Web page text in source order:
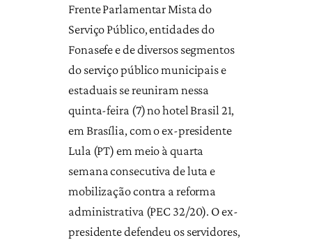
Frente Parlamentar Mista do
Serviço Público, entidades do
Fonasefe e de diversos segmentos
do serviço público municipais e
estaduais se reuniram nessa
quinta-feira (7) no hotel Brasil 21,
em Brasília, com o ex-presidente
Lula (PT) em meio à quarta
semana consecutiva de luta e
mobilização contra a reforma
administrativa (PEC 32/20). O ex-
presidente defendeu os servidores,